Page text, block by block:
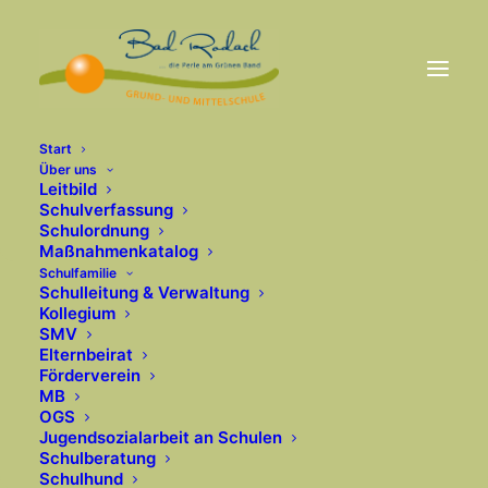
Start
Über uns
Leitbild
Schulverfassung
Schulordnung
Maßnahmenkatalog
Schulfamilie
Schulleitung & Verwaltung
Kollegium
SMV
Elternbeirat
Förderverein
MB
OGS
Jugendsozialarbeit an Schulen
Schulberatung
Schulhund
Weihnacht­liche
Trommel­zwerge
37 Trommelzwerge gibt es in diesem Jahr an
unserer Schule, so viele wie noch nie. Ausgerechnet